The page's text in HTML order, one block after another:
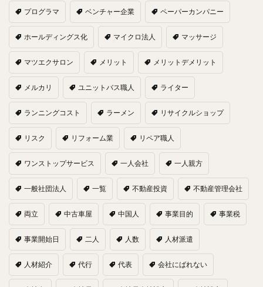
プログラマ ベンチャー企業 ペーパーカンパニー
ホールディングス化 マイクロ法人 マッサージ
マツエクサロン メリット メリットデメリット
メルカリ ユニットバス職人 ライター
ランニングコスト ラーメン リサイクルショップ
リスク リフォーム業 リペア職人
ワンストップサービス 一人会社 一人親方
一般社団法人 一覧 不動産投資 不動産管理会社
両立 中古車屋 中国人 事業目的 事業税
事業開始日 二人 人数 人材派遣
人材紹介 代行 代表 会社にばれない